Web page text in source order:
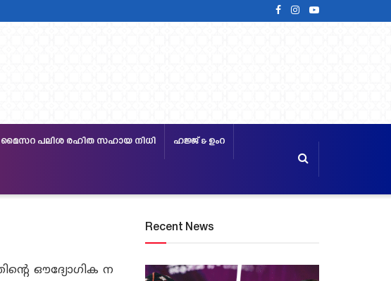
മൈസറ പലിശ രഹിത സഹായ നിധി ഹജ്ജ്‌ & ഉംറ
ഔദ്യോഗിക ന
Recent News